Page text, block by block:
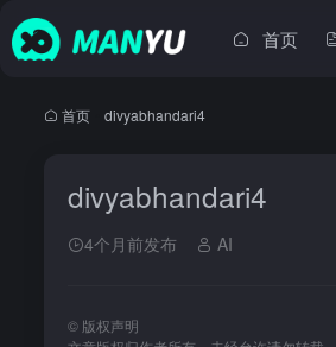
首页
首页 divyabhandari4
divyabhandari4
4个月前发布 AI
© 版权声明